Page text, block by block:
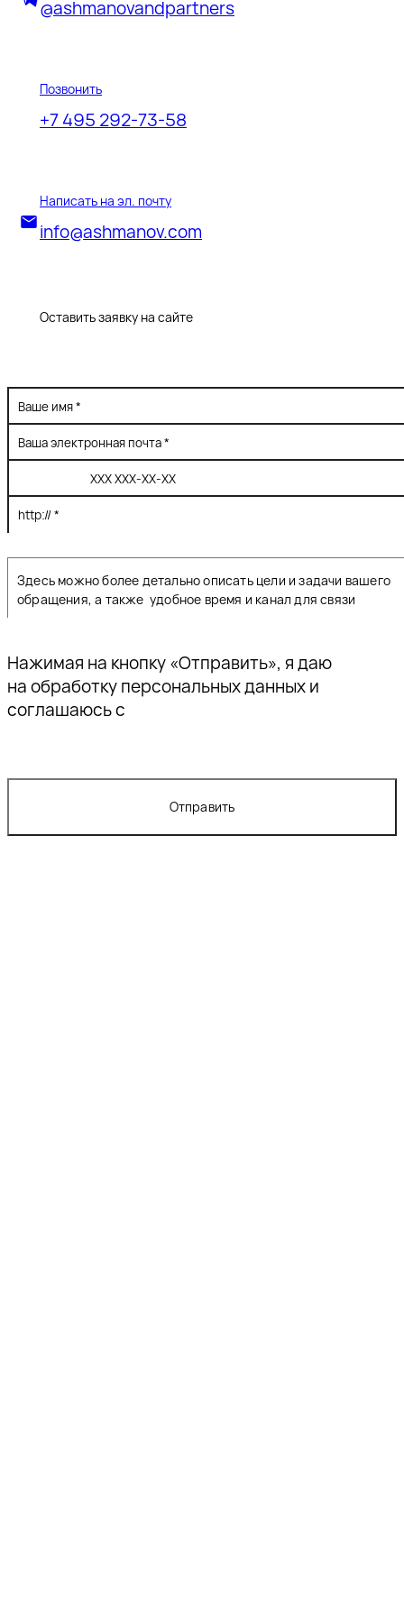
@ashmanovandpartners
Позвонить
+7 495 292-73-58
Написать на эл. почту
info@ashmanov.com
Оставить заявку на сайте
Нажимая на кнопку «Отправить», я даю
на обработку персональных данных и
соглашаюсь с
Отправить